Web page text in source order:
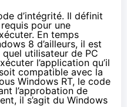
d’intégrité. Il définit
pour une
En temps
8 d’ailleurs, il est
utilisateur de PC
l’application qu’il
compatible avec la
Windows RT, le code
l’approbation de
il s’agit du Windows